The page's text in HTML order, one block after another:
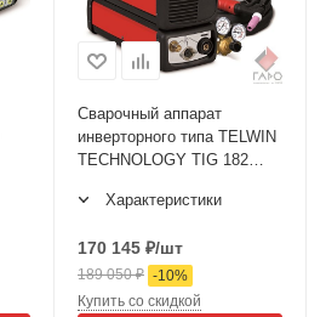
Сварочный аппарат
инверторного типа TELWIN
TECHNOLOGY TIG 182
Характеристики
170 145 ₽/шт
189 050₽ -10%
Купить со скидкой